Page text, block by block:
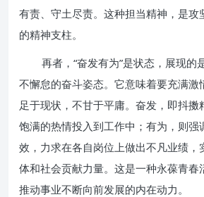
有责、守土尽责。这种担当精神，是攻
的精神支柱。
再者，“奋发有为”是状态，展现的
不懈怠的奋斗姿态。它意味着要充满激
足于现状，不甘于平庸。奋发，即抖擞
饱满的热情投入到工作中；有为，则强
效，力求在各自岗位上做出不凡业绩，
体和社会贡献力量。这是一种永葆青春
推动事业不断向前发展的内在动力。